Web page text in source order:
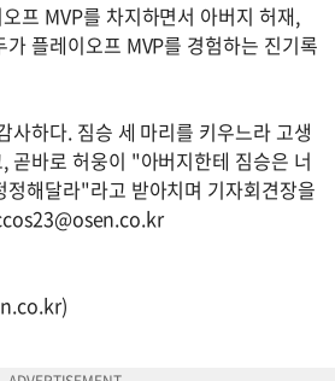
프 MVP를 차지하면서 아버지 허재,
플레이오프 MVP를 경험하는 진기록
사하다. 짐승 세 마리를 키우느라 고생
곧바로 허웅이 "아버지한테 짐승은 너
정해달라"라고 받아치며 기자회견장을
)